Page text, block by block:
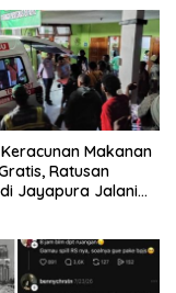
Makanan
Ratusan
Jayapura Jalani